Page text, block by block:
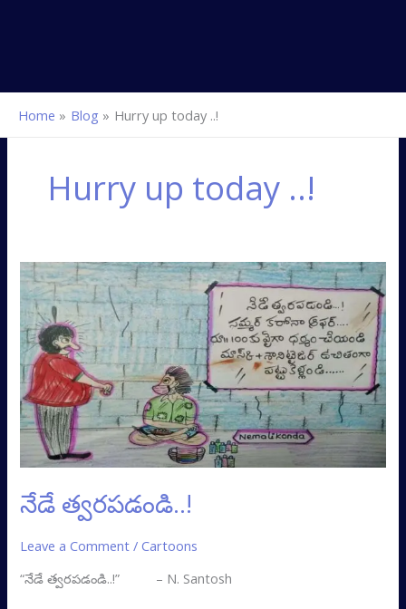
Home Blog Hurry up today ..!
Hurry up today ..!
నేడే త్వరపడండి..!
Leave a Comment /Cartoons
“నేడే త్వరపడండి..!” – N. Santosh
నేడే
త్వరపడండి..!